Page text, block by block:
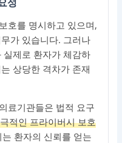
호를 명시하고 있으며,
가 있습니다. 그러나
제로 환자가 체감하
상당한 격차가 존재
료기관들은 법적 요구
적인 프라이버시 보호
환자의 신뢰를 얻는